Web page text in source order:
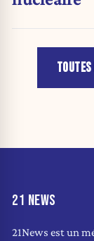
21 NEWS
21News est un